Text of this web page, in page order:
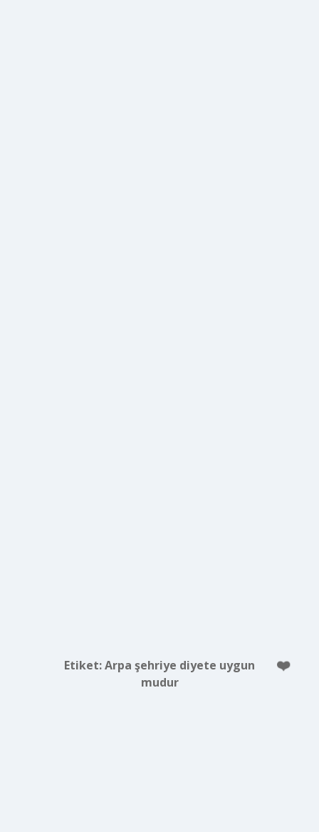
Etiket:Arpa şehriye diyete uygun
mudur